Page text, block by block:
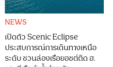
NEWS
เปิดตัว Scenic Eclipse
ประสบการณ์การเดินทางเหนือ
ระดับ ชวนล่องเรือยอชต์ติด ฮ.